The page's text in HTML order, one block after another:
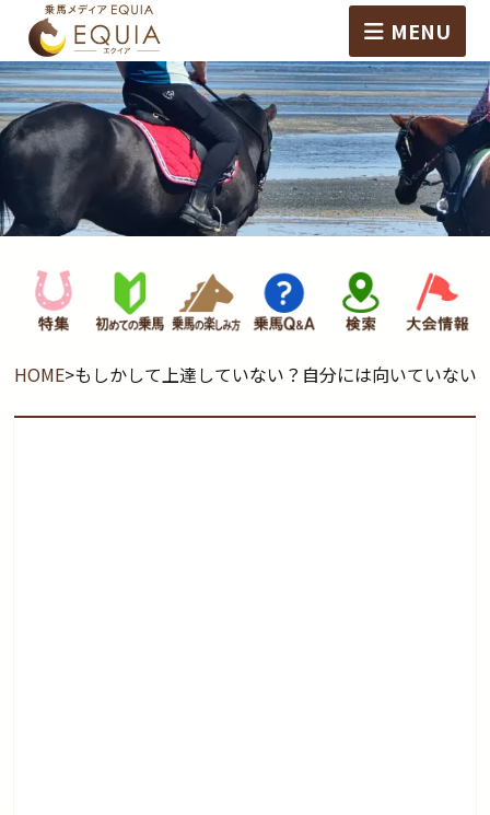
MENU
HOME>もしかして上達していない？自分には向いていない